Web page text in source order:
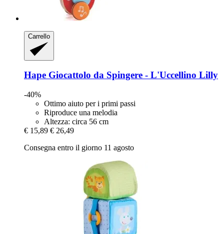
Carrello
Hape Giocattolo da Spingere -​ L'Uccellino Lilly
-40%
Ottimo aiuto per i primi passi
Riproduce una melodia
Altezza: circa 56 cm
€ 15,89 € 26,49
Consegna entro il giorno 11 agosto